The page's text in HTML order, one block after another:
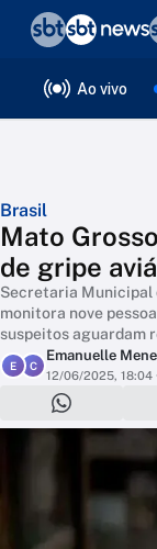
Ao vivo
Brasil
Mato
de gripe
Secretaria Municipal
monitora nove
suspeitos aguardam
E C
Emanuelle
12/06/2025, 18:04
❮voltar